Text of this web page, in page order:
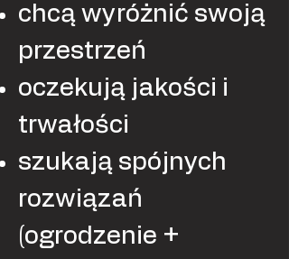
chcą wyróżnić swoją
przestrzeń
oczekują jakości i
trwałości
szukają spójnych
rozwiązań
(ogrodzenie +